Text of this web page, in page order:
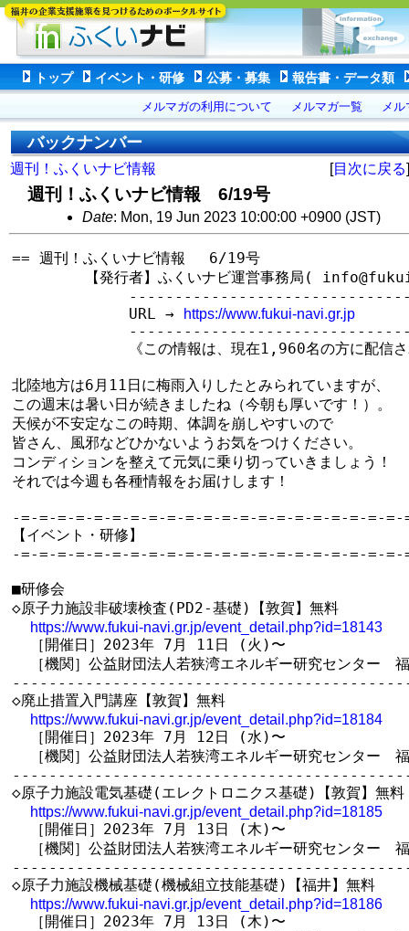
トップ イベント・研修 公募・募集 報告書・データ類
メルマガの利用について メルマガ一覧 メ
バックナンバー
週刊！ふくいナビ情報 [目次に戻る]
週刊！ふくいナビ情報 6/19号
Date: Mon, 19 Jun 2023 10:00:00 +0900 (JST)
== 週刊！ふくいナビ情報　 6/19号
【発行者】ふくいナビ運営事務局(
URL →
https://www.fukui-navi.gr.jp
《この情報は、現在1,960名の方に配信され
北陸地方は6月11日に梅雨入りしたとみられていますが、
この週末は暑い日が続きましたね（今朝も厚いです！）。
天候が不安定なこの時期、体調を崩しやすいので
皆さん、風邪などひかないようお気をつけください。
コンディションを整えて元気に乗り切っていきましょう！
それでは今週も各種情報をお届けします！
-=-=-=-=-=-=-=-=-=-=-=-=-=-=-=-=-=-=-=-=-
【イベント・研修】
-=-=-=-=-=-=-=-=-=-=-=-=-=-=-=-=-=-=-=-=-
■研修会
◇原子力施設非破壊検査(PD2-基礎)【敦賀】無料
https://www.fukui-navi.gr.jp/event_detail.php?id=18143
  ［開催日］2023年 7月 11日 (火)〜
［機関］公益財団法人若狭湾エネルギー研究センター
◇廃止措置入門講座【敦賀】無料
https://www.fukui-navi.gr.jp/event_detail.php?id=18184
  ［開催日］2023年 7月 12日 (水)〜
［機関］公益財団法人若狭湾エネルギー研究センター
◇原子力施設電気基礎(エレクトロニクス基礎)【敦賀】無料
https://www.fukui-navi.gr.jp/event_detail.php?id=18185
  ［開催日］2023年 7月 13日 (木)〜
［機関］公益財団法人若狭湾エネルギー研究センター
◇原子力施設機械基礎(機械組立技能基礎)【福井】無料
https://www.fukui-navi.gr.jp/event_detail.php?id=18186
  ［開催日］2023年 7月 13日 (木)〜